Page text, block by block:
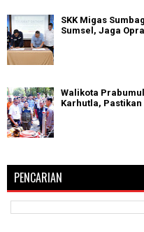
SKK Migas
Sumsel, Jaga
Walikota
Karhutla,
PENCARIAN